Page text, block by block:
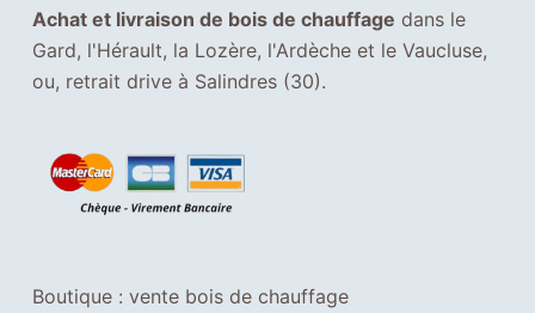
Achat et livraison de bois de chauffage dans le
Gard, l'Hérault, la Lozère, l'Ardèche et le Vaucluse,
ou, retrait drive à Salindres (30).
Boutique : vente bois de chauffage